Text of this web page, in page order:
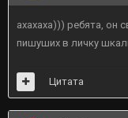
ахахаха))) ребята, он
пишуших в личку
Цитата